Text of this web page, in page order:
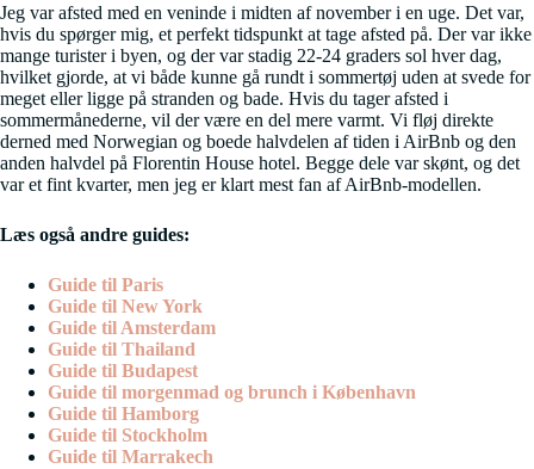
Jeg var afsted med en veninde i midten af november i en uge. Det var,
hvis du spørger mig, et perfekt tidspunkt at tage afsted på. Der var ikke
mange turister i byen, og der var stadig 22-24 graders sol hver dag,
hvilket gjorde, at vi både kunne gå rundt i sommertøj uden at svede for
meget eller ligge på stranden og bade. Hvis du tager afsted i
sommermånederne, vil der være en del mere varmt. Vi fløj direkte
derned med Norwegian og boede halvdelen af tiden i AirBnb og den
anden halvdel på Florentin House hotel. Begge dele var skønt, og det
var et fint kvarter, men jeg er klart mest fan af AirBnb-modellen.
Læs også andre guides:
Guide til Paris
Guide til New York
Guide til Amsterdam
Guide til Thailand
Guide til Budapest
Guide til morgenmad og brunch i København
Guide til Hamborg
Guide til Stockholm
Guide til Marrakech